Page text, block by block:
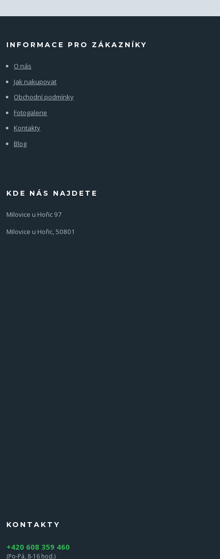
INFORMACE PRO ZÁKAZNÍKY
O nás
Jak nakupovat
Obchodní podmínky
Fotogalerie
Kontakty
Blog
KDE NÁS NAJDETE
Milovice u Hořic 97
Milovice u Hořic, 50801
KONTAKTY
+420 608 359 460
(Po-Pá, 8-16 hod.)